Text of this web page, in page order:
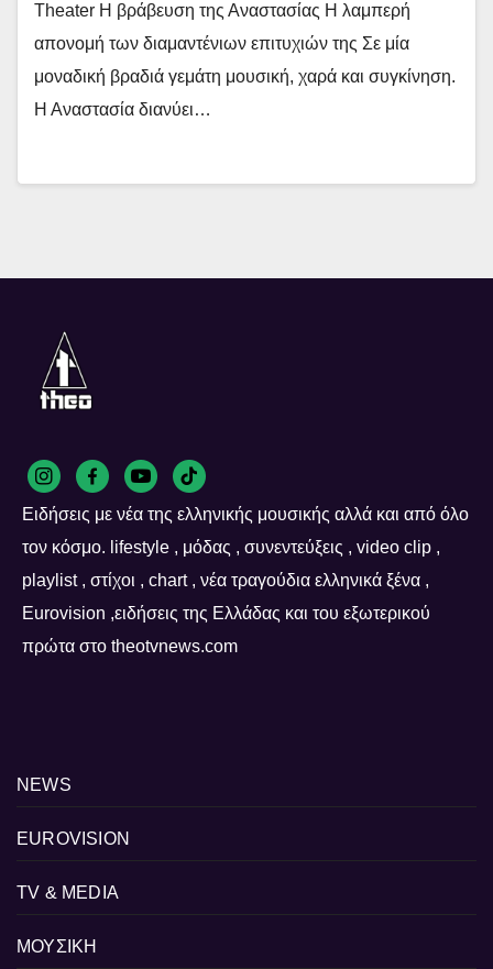
Theater Η βράβευση της Αναστασίας Η λαμπερή
απονομή των διαμαντένιων επιτυχιών της Σε μία
μοναδική βραδιά γεμάτη μουσική, χαρά και συγκίνηση.
Η Αναστασία διανύει…
Ειδήσεις με νέα της ελληνικής μουσικής αλλά και από όλο
τον κόσμο. lifestyle , μόδας , συνεντεύξεις , video clip ,
playlist , στίχοι , chart , νέα τραγούδια ελληνικά ξένα ,
Eurovision ,ειδήσεις της Ελλάδας και του εξωτερικού
πρώτα στο theotvnews.com
NEWS
EUROVISION
TV & MEDIA
ΜΟΥΣΙΚΗ